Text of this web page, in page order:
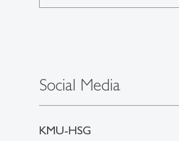
Social Media
KMU-HSG